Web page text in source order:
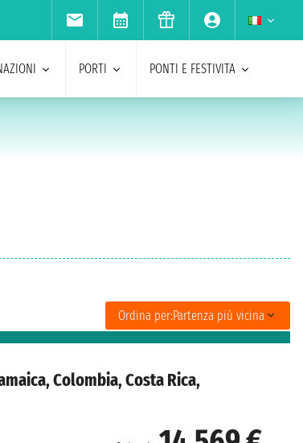
PORTI PONTI E FESTIVITA
Ordina per:Partenza più vicina
Colombia, Costa Rica,